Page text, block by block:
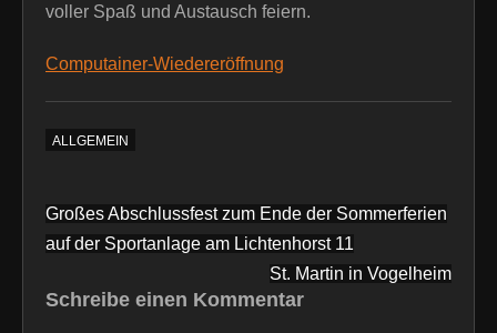
voller Spaß und Austausch feiern.
Computainer-Wiedereröffnung
ALLGEMEIN
Beitragsnavigation
Großes Abschlussfest zum Ende der Sommerferien
auf der Sportanlage am Lichtenhorst 11
St. Martin in Vogelheim
Schreibe einen Kommentar